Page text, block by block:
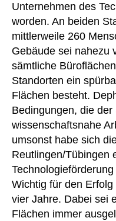
Unternehmen des
worden. An beiden
mittlerweile 260
Gebäude sei nahezu
sämtliche
Standorten ein
Flächen besteht.
Bedingungen, die der
wissenschaftsnahe
umsonst habe sich
Reutlingen/Tübingen
Wichtig für den
vier Jahre. Dabei sei
Flächen immer